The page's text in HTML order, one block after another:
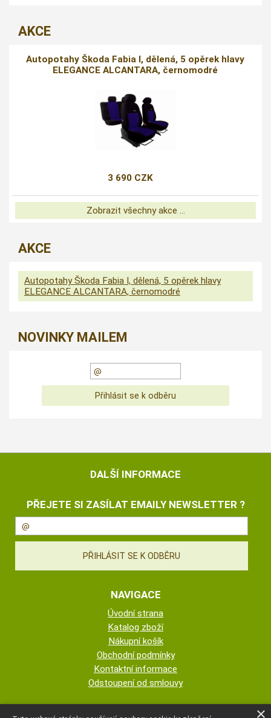
AKCE
Autopotahy Škoda Fabia I, dělená, 5 opěrek hlavy
ELEGANCE ALCANTARA, černomodré
3 690 CZK
Zobrazit všechny akce ...
AKCE
Autopotahy Škoda Fabia I, dělená, 5 opěrek hlavy
ELEGANCE ALCANTARA, černomodré
NOVINKY MAILEM
DALŠÍ INFORMACE
PŘEJETE SI ZASÍLAT EMAILY NEWSLETTER ?
NAVIGACE
Úvodní strana
Katalog zboží
Nákupní košík
Obchodní podmínky
Kontaktní informace
Odstoupení od smlouvy
×